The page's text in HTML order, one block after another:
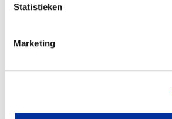
Statistieken
Marketing